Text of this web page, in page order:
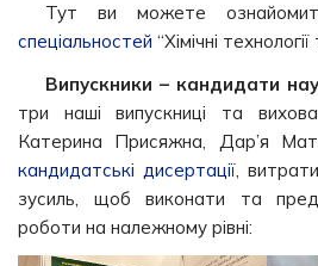
Тут ви можете
спеціальностей “Хімічні
Випускники – кандидати
три наші випускниці та
Катерина Присяжна, Дар’я
кандидатські дисертації ,
зусиль, щоб виконати та
роботи на належному рівні: